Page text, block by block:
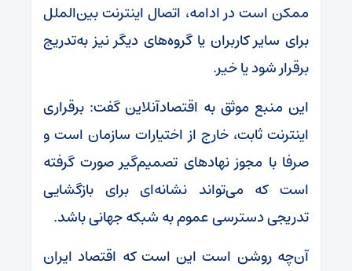
ممکن است در ادامه، اتصال اینترنت بین‌الملل
برای سایر کاربران یا گروه‌های دیگر نیز به‌تدریج
برقرار شود یا خیر.
این منبع موثق به اقتصادآنلاین گفت: برقراری
اینترنت ثابت، خارج از اختیارات سازمان است و
صرفا با مجوز نهادهای تصمیم‌گیر صورت گرفته
است که می‌تواند نشانه‌ای برای بازگشایی
تدریجی دسترسی عموم به شبکه جهانی باشد.
آن‌چه روشن است این است که اقتصاد ایران